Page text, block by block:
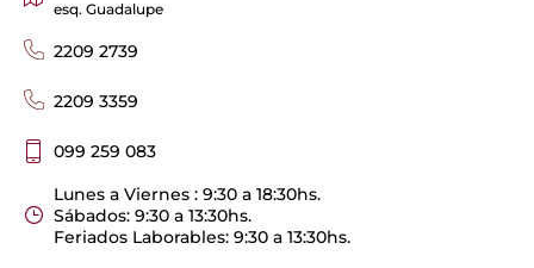
esq. Guadalupe
2209 2739
2209 3359
099 259 083
Lunes a Viernes : 9:30 a 18:30hs.
Sábados: 9:30 a 13:30hs.
Feriados Laborables: 9:30 a 13:30hs.